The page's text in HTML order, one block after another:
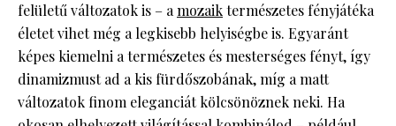
felületű változatok is – amozaiktermészetes fényjátéka
életet vihet még a legkisebb helyiségbe is. Egyaránt
képes kiemelni a természetes és mesterséges fényt, így
dinamizmust ad a kis fürdőszobának, míg a matt
változatok finom eleganciát kölcsönöznek neki. Ha